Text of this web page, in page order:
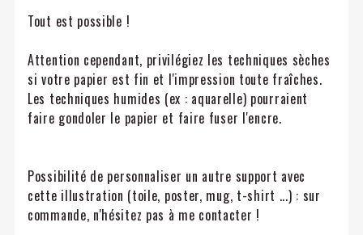
Tout est possible !
Attention cependant, privilégiez les techniques sèches
si votre papier est fin et l'impression toute fraîches.
Les techniques humides (ex : aquarelle) pourraient
faire gondoler le papier et faire fuser l'encre.
Possibilité de personnaliser un autre support avec
cette illustration (toile, poster, mug, t-shirt ...) : sur
commande, n'hésitez pas à me contacter !